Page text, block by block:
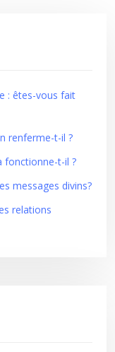
: êtes-vous fait
renferme-t-il ?
fonctionne-t-il ?
messages divins?
relations